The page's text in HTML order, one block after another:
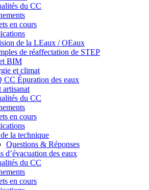
du CC
en cours
de la LEaux / OEaux
de réaffectation de STEP
BIM
et climat
CC Épuration des eaux
artisanat
du CC
en cours
la technique
Questions & Réponses
d’évacuation des eaux
du CC
en cours